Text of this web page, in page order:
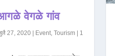
वेगळे गांव
27, 2020 Event,Tourism 1